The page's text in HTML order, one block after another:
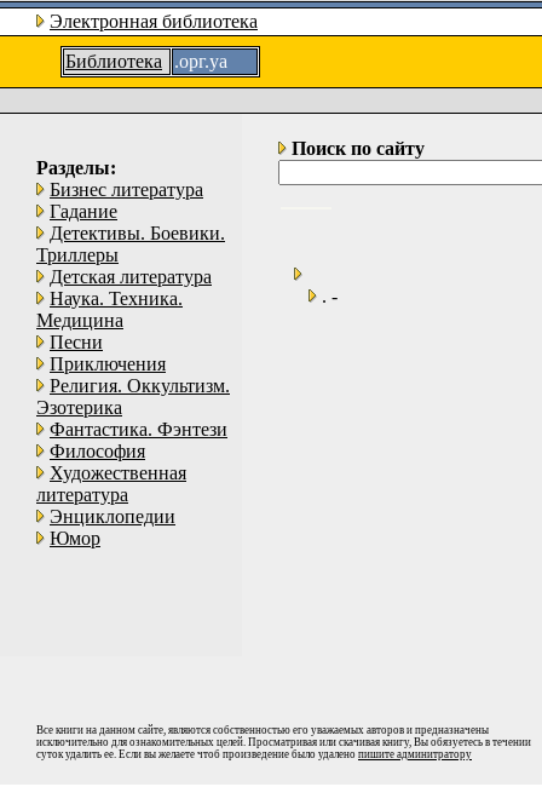
Электронная библиотека
Библиотека
.орг.уа
Разделы:
Бизнес литература
Гадание
Детективы. Боевики.
Триллеры
Детская литература
Наука. Техника.
Медицина
Песни
Приключения
Религия. Оккультизм.
Эзотерика
Фантастика. Фэнтези
Философия
Художественная
литература
Энциклопедии
Юмор
Поиск по сайту
. -
Все книги на данном сайте, являются собственностью его уважаемых авторов и предназначены
исключительно для ознакомительных целей. Просматривая или скачивая книгу, Вы обязуетесь в течении
суток удалить ее. Если вы желаете чтоб произведение было удалено пишите админитратору